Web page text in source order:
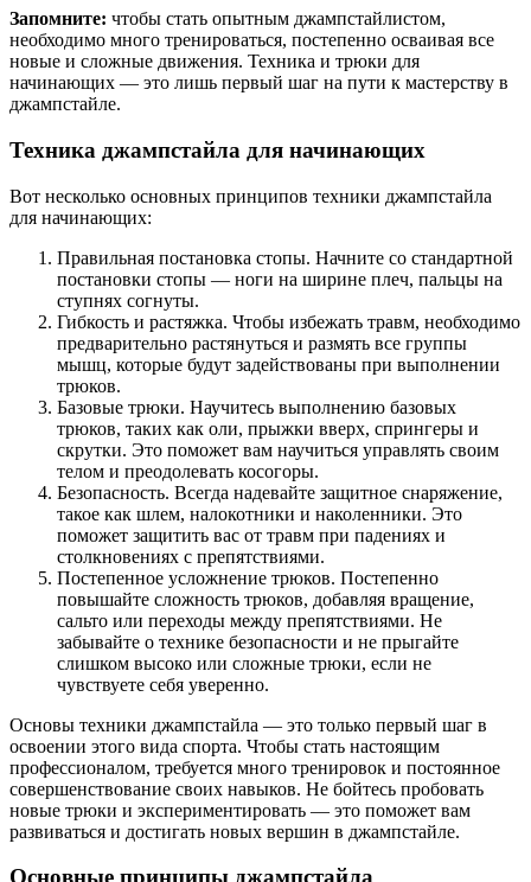
Запомните: чтобы стать опытным джампстайлистом,
необходимо много тренироваться, постепенно осваивая все
новые и сложные движения. Техника и трюки для
начинающих — это лишь первый шаг на пути к мастерству в
джампстайле.
Техника джампстайла для начинающих
Вот несколько основных принципов техники джампстайла
для начинающих:
Правильная постановка стопы. Начните со стандартной
постановки стопы — ноги на ширине плеч, пальцы на
ступнях согнуты.
Гибкость и растяжка. Чтобы избежать травм, необходимо
предварительно растянуться и размять все группы
мышц, которые будут задействованы при выполнении
трюков.
Базовые трюки. Научитесь выполнению базовых
трюков, таких как оли, прыжки вверх, спрингеры и
скрутки. Это поможет вам научиться управлять своим
телом и преодолевать косогоры.
Безопасность. Всегда надевайте защитное снаряжение,
такое как шлем, налокотники и наколенники. Это
поможет защитить вас от травм при падениях и
столкновениях с препятствиями.
Постепенное усложнение трюков. Постепенно
повышайте сложность трюков, добавляя вращение,
сальто или переходы между препятствиями. Не
забывайте о технике безопасности и не прыгайте
слишком высоко или сложные трюки, если не
чувствуете себя уверенно.
Основы техники джампстайла — это только первый шаг в
освоении этого вида спорта. Чтобы стать настоящим
профессионалом, требуется много тренировок и постоянное
совершенствование своих навыков. Не бойтесь пробовать
новые трюки и экспериментировать — это поможет вам
развиваться и достигать новых вершин в джампстайле.